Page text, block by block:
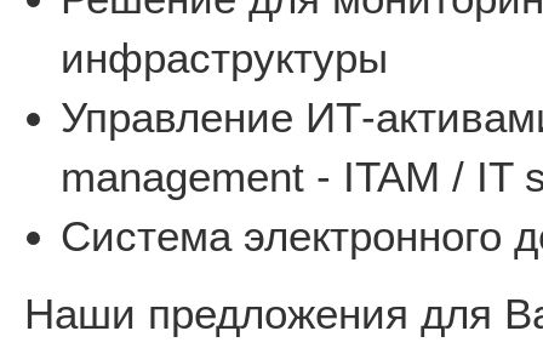
инфраструктуры
Управление ИТ-
management - ITAM / IT
Система электронного
Наши предложения для